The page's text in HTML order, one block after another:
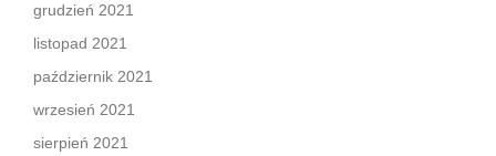
grudzień 2021
listopad 2021
październik 2021
wrzesień 2021
sierpień 2021